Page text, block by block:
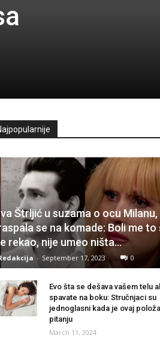
Štrljić u suzama o ocu Milanu,
se na komade: Boli me to
rekao, nije umeo ništa…
- September 17, 2023 0
Evo šta se dešava vašem telu
spavate na boku: Stručnjaci su
jednoglasni kada je ovaj
pitanju
March 11, 2024